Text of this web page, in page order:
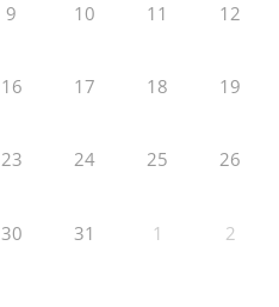
9 10 11 12
16 17 18 19
23 24 25 26
30 31 1 2